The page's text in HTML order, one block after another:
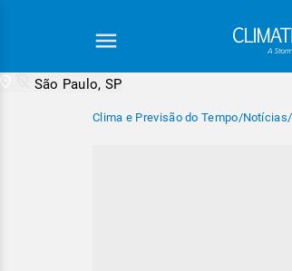
São Paulo, SP
Clima e Previsão do Tempo/Notícias/